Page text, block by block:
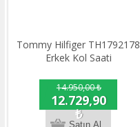
Tommy Hilfiger TH1792178
Erkek Kol Saati
14.950,00 ₺
12.729,90
₺